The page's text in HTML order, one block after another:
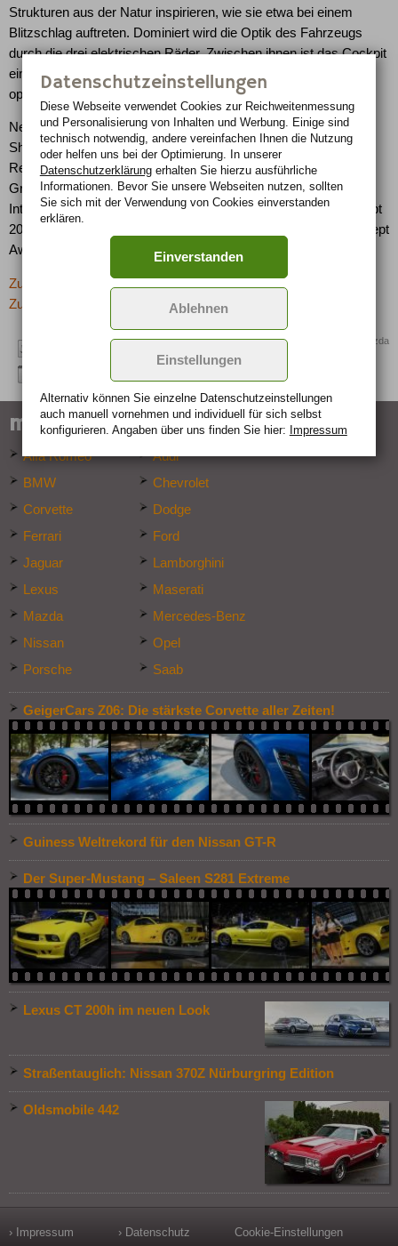
Strukturen aus der Natur inspirieren, wie sie etwa bei einem
Blitzschlag auftreten. Dominiert wird die Optik des Fahrzeugs
durch die drei elektrischen Räder. Zwischen ihnen ist das Cockpit
eingebettet, das als Kapsel konstruiert wurde, um den Fahrer
optimal zu schützen.
Neben der jüngsten Auszeichnung auf der Los Angeles Auto
Show hat Mazda in den vergangenen beiden Jahren eine ganze
Reihe angesehener Design Preise gewonnen. Dazu zählen der
Grand Prix du Design 2008 des 23. Festival Automobile
International in Paris, der Titel als Most Beautiful Design Concept
2006 für den Mazda Senku und der Louis Vuitton Classic Concept
Award 2007 für den Mazda Ryuga.
Zurück zur letzten Seite
Zur Übersicht: -> Design-Studien
Quelle: Mazda
marken-specials
Alfa Romeo
Audi
BMW
Chevrolet
Corvette
Dodge
Ferrari
Ford
Jaguar
Lamborghini
Lexus
Maserati
Mazda
Mercedes-Benz
Nissan
Opel
Porsche
Saab
GeigerCars Z06: Die stärkste Corvette aller Zeiten!
Guiness Weltrekord für den Nissan GT-R
Der Super-Mustang – Saleen S281 Extreme
Lexus CT 200h im neuen Look
Straßentauglich: Nissan 370Z Nürburgring Edition
Oldsmobile 442
› Impressum › Datenschutz Cookie-Einstellungen
Datenschutzeinstellungen
Diese Webseite verwendet Cookies zur Reichweiten­messung
und Personalisierung von Inhalten und Werbung. Einige sind
technisch notwendig, andere vereinfachen Ihnen die Nutzung
oder helfen uns bei der Optimierung. In unserer
Datenschutzerklärungerhalten Sie hierzu ausführliche
Informationen. Bevor Sie unsere Webseiten nutzen, sollten
Sie sich mit der Verwendung von Cookies einverstanden
erklären.
Einverstanden
Ablehnen
Einstellungen
Alternativ können Sie einzelne Datenschutz­ein­stellungen
auch manuell vor­nehmen und indivi­duell für sich selbst
konfigurieren. Angaben über uns finden Sie hier: Impressum